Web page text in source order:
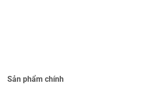
Sản phẩm chính